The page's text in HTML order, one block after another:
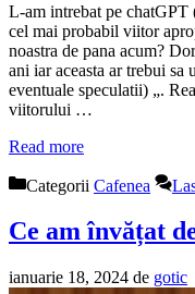
L-am intrebat pe chatGPT
cel mai probabil viitor
noastra de pana acum?
ani iar aceasta ar trebui sa
eventuale speculatii) „.
viitorului …
Read more
Categorii Cafenea
Ce am învățat
ianuarie 18, 2024 de gotic